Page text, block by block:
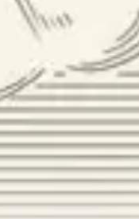
già realizzati